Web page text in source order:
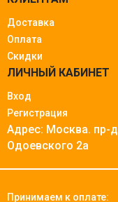
Доставка
Оплата
Скидки
ЛИЧНЫЙ КАБИНЕТ
Вход
Регистрация
Адрес: Москва. пр-д
Одоевского 2а
Принимаем к оплате: